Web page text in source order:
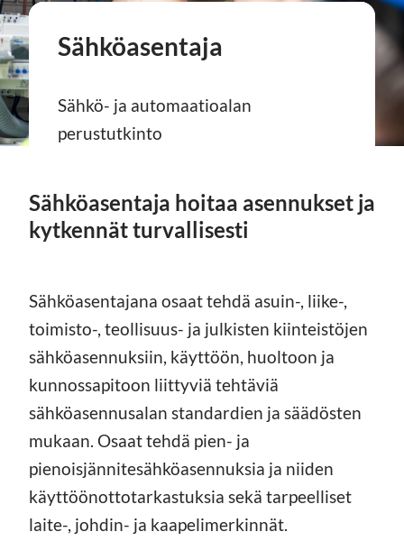
Sähköasentaja
Sähkö- ja automaatioalan
perustutkinto
Sähköasentaja hoitaa asennukset ja
kytkennät turvallisesti
Sähköasentajana osaat tehdä asuin-, liike-,
toimisto-, teollisuus- ja julkisten kiinteistöjen
sähköasennuksiin, käyttöön, huoltoon ja
kunnossapitoon liittyviä tehtäviä
sähköasennusalan standardien ja säädösten
mukaan. Osaat tehdä pien- ja
pienoisjännitesähköasennuksia ja niiden
käyttöönottotarkastuksia sekä tarpeelliset
laite-, johdin- ja kaapelimerkinnät.